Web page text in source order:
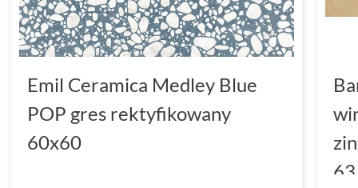
Emil Ceramica Medley Blue
POP gres rektyfikowany
60x60